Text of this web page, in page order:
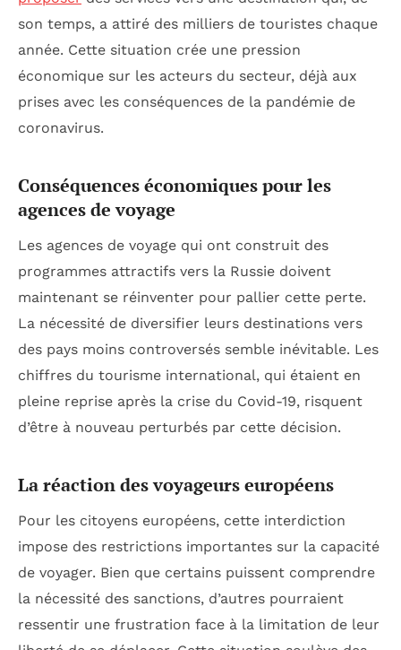
son temps, a attiré des milliers de touristes chaque
année. Cette situation crée une pression
économique sur les acteurs du secteur, déjà aux
prises avec les conséquences de la pandémie de
coronavirus.
Conséquences économiques pour les
agences de voyage
Les agences de voyage qui ont construit des
programmes attractifs vers la Russie doivent
maintenant se réinventer pour pallier cette perte.
La nécessité de diversifier leurs destinations vers
des pays moins controversés semble inévitable. Les
chiffres du tourisme international, qui étaient en
pleine reprise après la crise du Covid-19, risquent
d’être à nouveau perturbés par cette décision.
La réaction des voyageurs européens
Pour les citoyens européens, cette interdiction
impose des restrictions importantes sur la capacité
de voyager. Bien que certains puissent comprendre
la nécessité des sanctions, d’autres pourraient
ressentir une frustration face à la limitation de leur